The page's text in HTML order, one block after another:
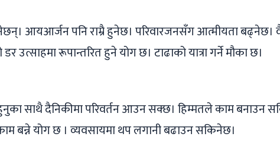
हुनेछन्। आयआर्जन पनि राम्रै हुनेछ। परिवारजनसँग आत्मीयता
उत्साहमा रूपान्तरित हुने योग छ। टाढाको यात्रा गर्ने मौका छ।
हुनुका साथै दैनिकीमा परिवर्तन आउन सक्छ। हिम्मतले काम बनाउन
बन्ने योग छ । व्यवसायमा थप लगानी बढाउन सकिनेछ।